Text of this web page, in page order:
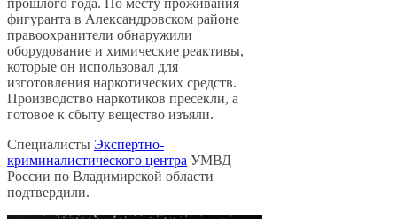
прошлого года. По месту проживания
фигуранта в Александровском районе
правоохранители обнаружили
оборудование и химические реактивы,
которые он использовал для
изготовления наркотических средств.
Производство наркотиков пресекли, а
готовое к сбыту вещество изъяли.
Специалисты Экспертно-
криминалистического центра УМВД
России по Владимирской области
подтвердили.